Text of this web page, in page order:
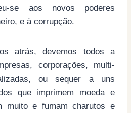
se aos novos poderes
e à corrupção.
atrás, devemos todos a
corporações, multi-
ou sequer a uns
que imprimem moeda e
muito e fumam charutos e